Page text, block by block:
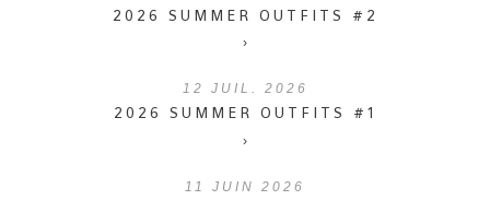
2026 SUMMER OUTFITS #2
›
12 JUIL. 2026
2026 SUMMER OUTFITS #1
›
11 JUIN 2026